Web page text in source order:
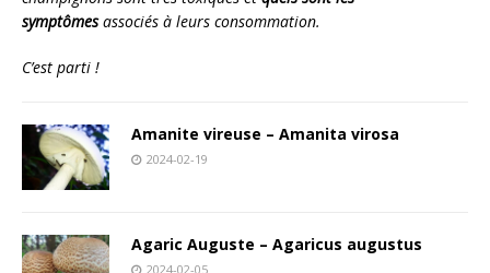
symptômesassociés à leurs consommation.
C’est parti !
Amanite vireuse – Amanita virosa
2024-02-19
Agaric Auguste – Agaricus augustus
2024-02-05